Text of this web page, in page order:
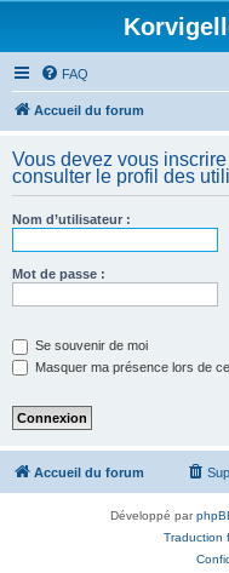
FAQ
Accueil du forum
Vous devez vous
consulter le profil des
Nom d’utilisateur :
Mot de passe :
Se souvenir de moi
Masquer ma présence lors de
Accueil du forum
Développé par
Traduction